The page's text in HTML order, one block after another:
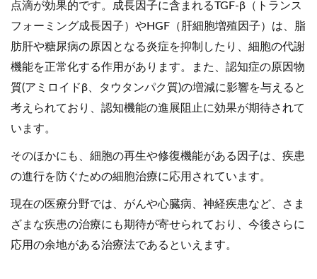
点滴が効果的です。成長因子に含まれるTGF-β（トランス
フォーミング成長因子）やHGF（肝細胞増殖因子）は、脂
肪肝や糖尿病の原因となる炎症を抑制したり、細胞の代謝
機能を正常化する作用があります。また、認知症の原因物
質(アミロイドβ、タウタンパク質)の増減に影響を与えると
考えられており、認知機能の進展阻止に効果が期待されて
います。
そのほかにも、細胞の再生や修復機能がある因子は、疾患
の進行を防ぐための細胞治療に応用されています。
現在の医療分野では、がんや心臓病、神経疾患など、さま
ざまな疾患の治療にも期待が寄せられており、今後さらに
応用の余地がある治療法であるといえます。